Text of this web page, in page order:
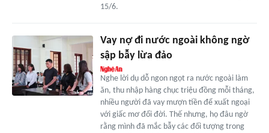
15/6.
Vay nợ đi nước ngoài không ngờ
sập bẫy lừa đảo
Nghe lời dụ dỗ ngon ngọt ra nước ngoài làm
ăn, thu nhập hàng chục triệu đồng mỗi tháng,
nhiều người đã vay mượn tiền để xuất ngoại
với giấc mơ đổi đời. Thế nhưng, họ đâu ngờ
rằng mình đã mắc bẫy các đối tượng trong